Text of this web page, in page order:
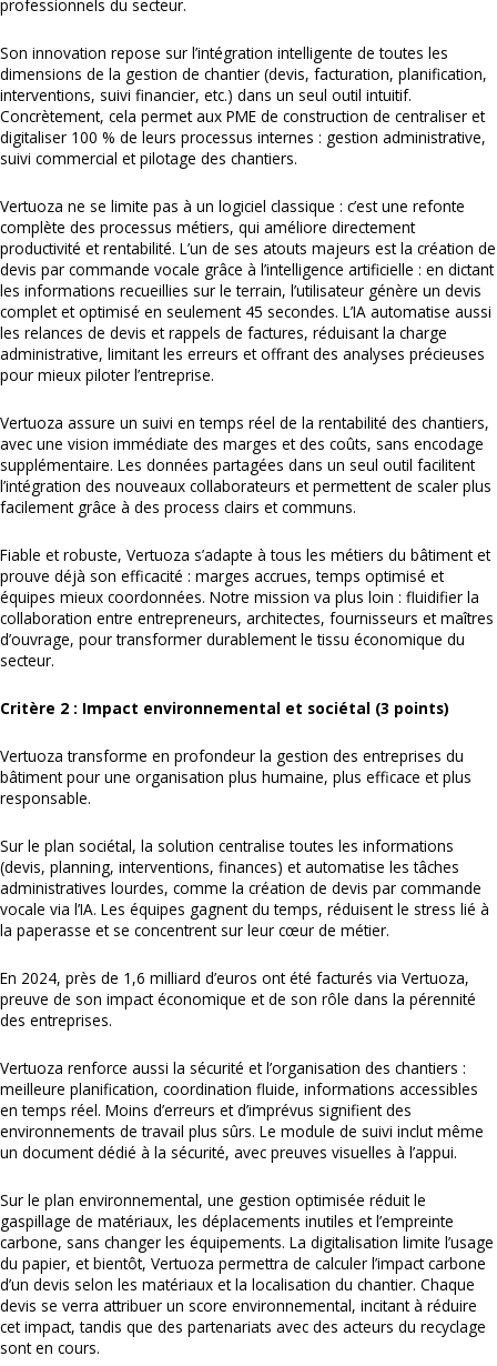
professionnels du secteur.
Son innovation repose sur l’intégration intelligente de toutes les
dimensions de la gestion de chantier (devis, facturation, planification,
interventions, suivi financier, etc.) dans un seul outil intuitif.
Concrètement, cela permet aux PME de construction de centraliser et
digitaliser 100 % de leurs processus internes : gestion administrative,
suivi commercial et pilotage des chantiers.
Vertuoza ne se limite pas à un logiciel classique : c’est une refonte
complète des processus métiers, qui améliore directement
productivité et rentabilité. L’un de ses atouts majeurs est la création de
devis par commande vocale grâce à l’intelligence artificielle : en dictant
les informations recueillies sur le terrain, l’utilisateur génère un devis
complet et optimisé en seulement 45 secondes. L’IA automatise aussi
les relances de devis et rappels de factures, réduisant la charge
administrative, limitant les erreurs et offrant des analyses précieuses
pour mieux piloter l’entreprise.
Vertuoza assure un suivi en temps réel de la rentabilité des chantiers,
avec une vision immédiate des marges et des coûts, sans encodage
supplémentaire. Les données partagées dans un seul outil facilitent
l’intégration des nouveaux collaborateurs et permettent de scaler plus
facilement grâce à des process clairs et communs.
Fiable et robuste, Vertuoza s’adapte à tous les métiers du bâtiment et
prouve déjà son efficacité : marges accrues, temps optimisé et
équipes mieux coordonnées. Notre mission va plus loin : fluidifier la
collaboration entre entrepreneurs, architectes, fournisseurs et maîtres
d’ouvrage, pour transformer durablement le tissu économique du
secteur.
Critère 2 : Impact environnemental et sociétal (3 points)
Vertuoza transforme en profondeur la gestion des entreprises du
bâtiment pour une organisation plus humaine, plus efficace et plus
responsable.
Sur le plan sociétal, la solution centralise toutes les informations
(devis, planning, interventions, finances) et automatise les tâches
administratives lourdes, comme la création de devis par commande
vocale via l’IA. Les équipes gagnent du temps, réduisent le stress lié à
la paperasse et se concentrent sur leur cœur de métier.
En 2024, près de 1,6 milliard d’euros ont été facturés via Vertuoza,
preuve de son impact économique et de son rôle dans la pérennité
des entreprises.
Vertuoza renforce aussi la sécurité et l’organisation des chantiers :
meilleure planification, coordination fluide, informations accessibles
en temps réel. Moins d’erreurs et d’imprévus signifient des
environnements de travail plus sûrs. Le module de suivi inclut même
un document dédié à la sécurité, avec preuves visuelles à l’appui.
Sur le plan environnemental, une gestion optimisée réduit le
gaspillage de matériaux, les déplacements inutiles et l’empreinte
carbone, sans changer les équipements. La digitalisation limite l’usage
du papier, et bientôt, Vertuoza permettra de calculer l’impact carbone
d’un devis selon les matériaux et la localisation du chantier. Chaque
devis se verra attribuer un score environnemental, incitant à réduire
cet impact, tandis que des partenariats avec des acteurs du recyclage
sont en cours.